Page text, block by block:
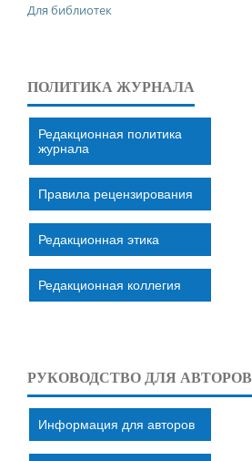
Для библиотек
ПОЛИТИКА ЖУРНАЛА
Редакционная политика
журнала
Правила рецензирования
Редакционная этика
Редакционная коллегия
РУКОВОДСТВО ДЛЯ АВТОРОВ
Информация для авторов